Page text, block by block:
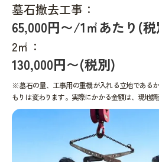
墓石撤去工事：
65,000円〜/1㎡あたり(
2㎡：
130,000円〜(税別)
※墓石の量、工事用の重機が入れる立地である
もりは変わります。実際にかかる金額は、現地